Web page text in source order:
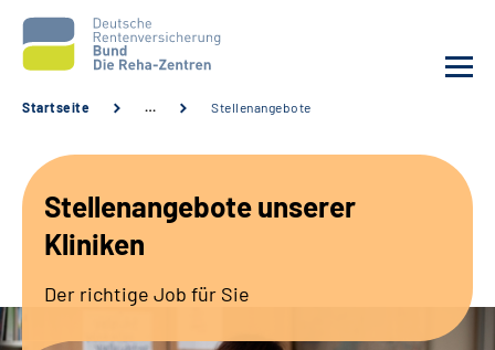
Unsere Kliniken
Startseite … Stellenangebote
Stellenangebote unserer
Kliniken
Der richtige Job für Sie